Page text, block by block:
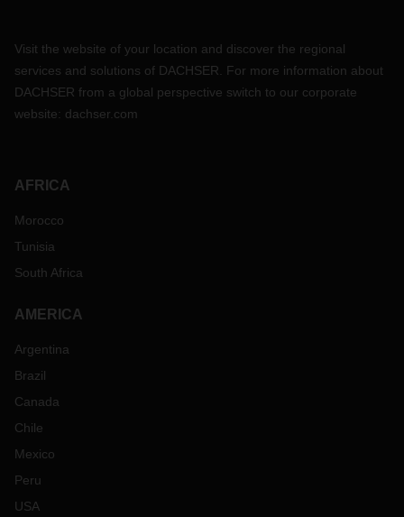
Road Logistics e Air & Sea Logistics. Neste país, cerca de
160 pessoas trabalham em sete agências DACHSER. Em
2020, a DACHSER Rússia processou cerca de 17.000
envios e gerou receitas no valor de 21,6 milhões de euros.
Visit the website of your location and discover the regional
services and solutions of DACHSER. For more information about
DACHSER from a global perspective switch to our corporate
website: dachser.com
AFRICA
Morocco
Tunisia
South Africa
AMERICA
Argentina
Brazil
Canada
Chile
Mexico
Peru
USA